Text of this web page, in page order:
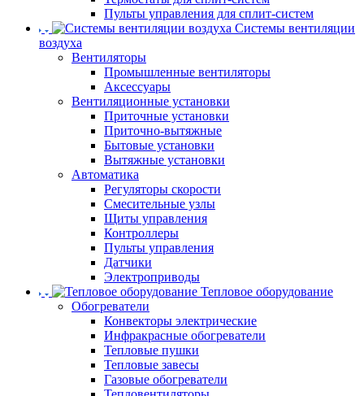
Пульты управления для сплит-систем
Системы вентиляции
воздуха
Вентиляторы
Промышленные вентиляторы
Аксессуары
Вентиляционные установки
Приточные установки
Приточно-вытяжные
Бытовые установки
Вытяжные установки
Автоматика
Регуляторы скорости
Смесительные узлы
Щиты управления
Контроллеры
Пульты управления
Датчики
Электроприводы
Тепловое оборудование
Обогреватели
Конвекторы электрические
Инфракрасные обогреватели
Тепловые пушки
Тепловые завесы
Газовые обогреватели